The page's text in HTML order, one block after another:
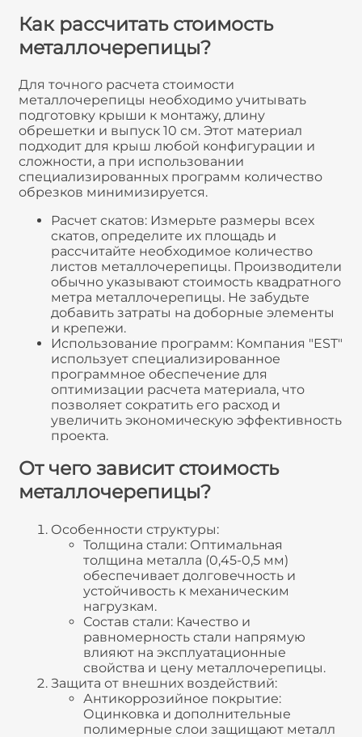
Как рассчитать стоимость
металлочерепицы?
Для точного расчета стоимости
металлочерепицы необходимо учитывать
подготовку крыши к монтажу, длину
обрешетки и выпуск 10 см. Этот материал
подходит для крыш любой конфигурации и
сложности, а при использовании
специализированных программ количество
обрезков минимизируется.
Расчет скатов: Измерьте размеры всех
скатов, определите их площадь и
рассчитайте необходимое количество
листов металлочерепицы. Производители
обычно указывают стоимость квадратного
метра металлочерепицы. Не забудьте
добавить затраты на доборные элементы
и крепежи.
Использование программ: Компания "EST"
использует специализированное
программное обеспечение для
оптимизации расчета материала, что
позволяет сократить его расход и
увеличить экономическую эффективность
проекта.
От чего зависит стоимость
металлочерепицы?
Особенности структуры:
Толщина стали: Оптимальная
толщина металла (0,45-0,5 мм)
обеспечивает долговечность и
устойчивость к механическим
нагрузкам.
Состав стали: Качество и
равномерность стали напрямую
влияют на эксплуатационные
свойства и цену металлочерепицы.
Защита от внешних воздействий:
Антикоррозийное покрытие:
Оцинковка и дополнительные
полимерные слои защищают металл